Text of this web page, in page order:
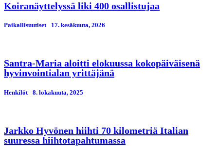
Koiranäyttelyssä liki 400 osallistujaa
Paikallisuutiset 17. kesäkuuta, 2026
Santra-Maria aloitti elokuussa kokopäiväisenä
hyvinvointialan yrittäjänä
Henkilöt 8. lokakuuta, 2025
Jarkko Hyvönen hiihti 70 kilometriä Italian
suuressa hiihtotapahtumassa